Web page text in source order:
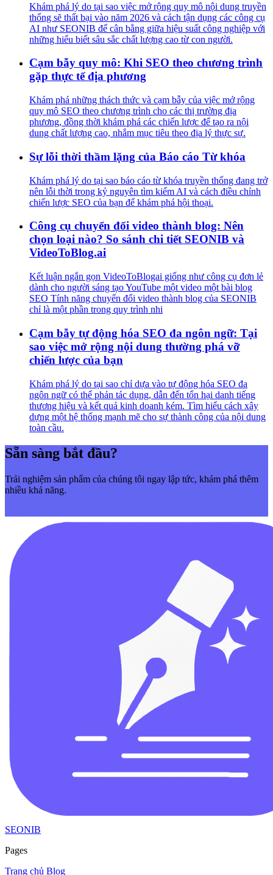
Khám phá lý do tại sao việc mở rộng quy mô nội dung truyền
thống sẽ thất bại vào năm 2026 và cách tận dụng các công cụ
AI như SEONIB để cân bằng giữa hiệu suất công nghiệp với
những hiểu biết sâu sắc chất lượng cao từ con người.
Cạm bẫy quy mô: Khi SEO theo chương trình
gặp thực tế địa phương
Khám phá những thách thức và cạm bẫy của việc mở rộng
quy mô SEO theo chương trình cho các thị trường địa
phương, đồng thời khám phá các chiến lược để tạo ra nội
dung chất lượng cao, nhắm mục tiêu theo địa lý thực sự.
Sự lỗi thời thầm lặng của Báo cáo Từ khóa
Khám phá lý do tại sao báo cáo từ khóa truyền thống đang trở
nên lỗi thời trong kỷ nguyên tìm kiếm AI và cách điều chỉnh
chiến lược SEO của bạn để khám phá hội thoại.
Công cụ chuyển đổi video thành blog: Nên
chọn loại nào? So sánh chi tiết SEONIB và
VideoToBlog.ai
Kết luận ngắn gọn VideoToBlogai giống như công cụ đơn lẻ
dành cho người sáng tạo YouTube một video một bài blog
SEO Tính năng chuyển đổi video thành blog của SEONIB
chỉ là một phần trong quy trình nhi
Cạm bẫy tự động hóa SEO đa ngôn ngữ: Tại
sao việc mở rộng nội dung thường phá vỡ
chiến lược của bạn
Khám phá lý do tại sao chỉ dựa vào tự động hóa SEO đa
ngôn ngữ có thể phản tác dụng, dẫn đến tổn hại danh tiếng
thương hiệu và kết quả kinh doanh kém. Tìm hiểu cách xây
dựng một hệ thống mạnh mẽ cho sự thành công của nội dung
toàn cầu.
Sẵn sàng bắt đầu?
Trải nghiệm sản phẩm của chúng tôi ngay lập tức, khám phá thêm
nhiều khả năng.
SEONIB
Pages
Trang chủ Blog